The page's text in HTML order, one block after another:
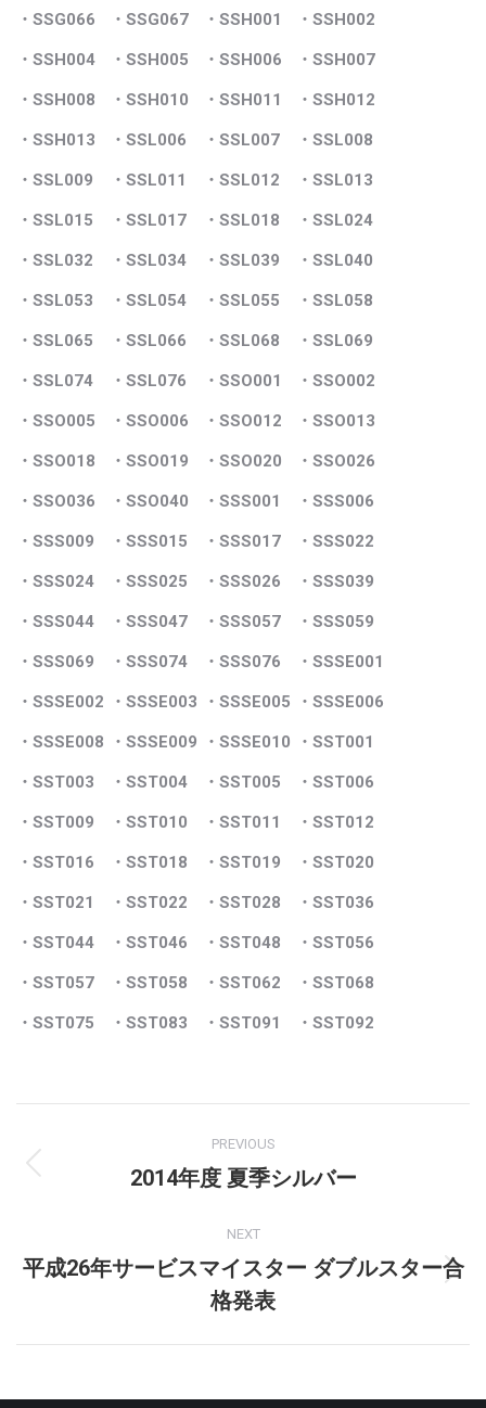
・SSG066 ・SSG067 ・SSH001 ・SSH002
・SSH004 ・SSH005 ・SSH006 ・SSH007
・SSH008 ・SSH010 ・SSH011 ・SSH012
・SSH013 ・SSL006 ・SSL007 ・SSL008
・SSL009 ・SSL011 ・SSL012 ・SSL013
・SSL015 ・SSL017 ・SSL018 ・SSL024
・SSL032 ・SSL034 ・SSL039 ・SSL040
・SSL053 ・SSL054 ・SSL055 ・SSL058
・SSL065 ・SSL066 ・SSL068 ・SSL069
・SSL074 ・SSL076 ・SSO001 ・SSO002
・SSO005 ・SSO006 ・SSO012 ・SSO013
・SSO018 ・SSO019 ・SSO020 ・SSO026
・SSO036 ・SSO040 ・SSS001 ・SSS006
・SSS009 ・SSS015 ・SSS017 ・SSS022
・SSS024 ・SSS025 ・SSS026 ・SSS039
・SSS044 ・SSS047 ・SSS057 ・SSS059
・SSS069 ・SSS074 ・SSS076 ・SSSE001
・SSSE002 ・SSSE003 ・SSSE005 ・SSSE006
・SSSE008 ・SSSE009 ・SSSE010 ・SST001
・SST003 ・SST004 ・SST005 ・SST006
・SST009 ・SST010 ・SST011 ・SST012
・SST016 ・SST018 ・SST019 ・SST020
・SST021 ・SST022 ・SST028 ・SST036
・SST044 ・SST046 ・SST048 ・SST056
・SST057 ・SST058 ・SST062 ・SST068
・SST075 ・SST083 ・SST091 ・SST092
navigation
PREVIOUS
Previous
2014年度 夏季シルバー
NEXT
Next
post:
平成26年サービスマイスター ダブルスター合
格発表